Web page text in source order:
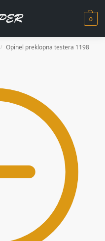
0
/ Opinel preklopna testera 1198